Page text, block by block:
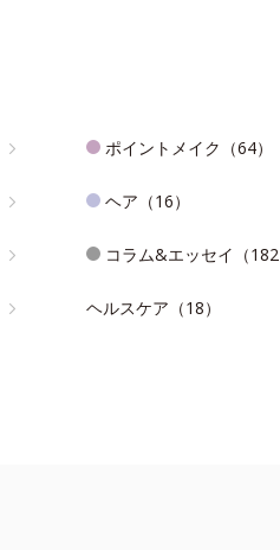
ポイントメイク（64）
ヘア（16）
コラム&エッセイ（182
ヘルスケア（18）